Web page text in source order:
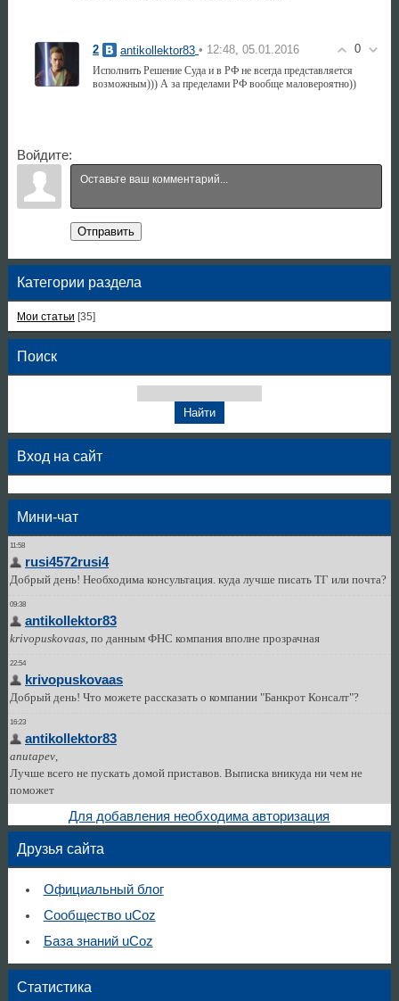
0
2 antikollektor83 • 12:48, 05.01.2016
Исполнить Решение Суда и в РФ не всегда представляется
возможным))) А за пределами РФ вообще маловероятно))
Войдите:
Отправить
Категории раздела
Мои статьи [35]
Поиск
Вход на сайт
Мини-чат
Для добавления необходима авторизация
Друзья сайта
Официальный блог
Сообщество uCoz
База знаний uCoz
Статистика